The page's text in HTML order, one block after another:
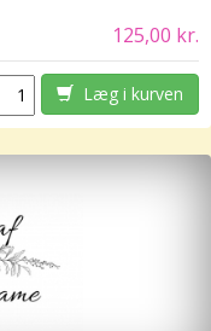
125,00 kr.
Læg i kurven